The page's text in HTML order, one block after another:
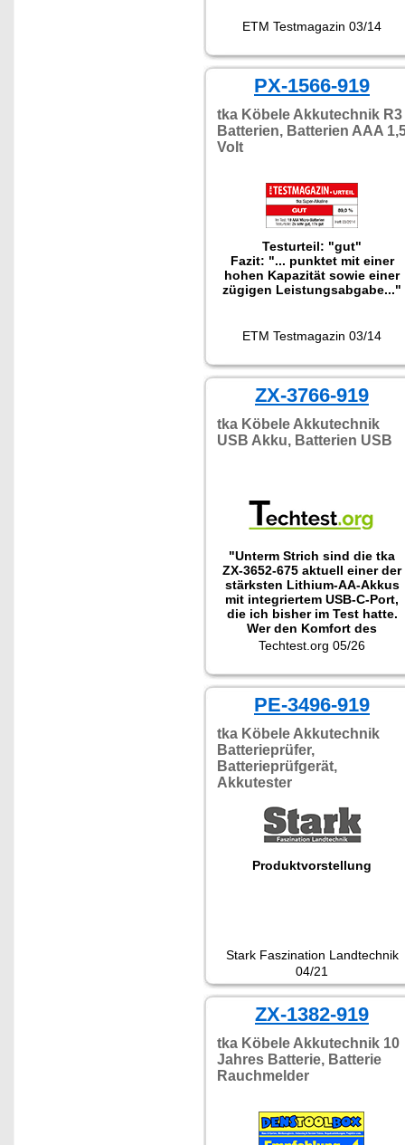
ETM Testmagazin 03/14
PX-1566-919
tka Köbele Akkutechnik R3
Batterien, Batterien AAA
Volt
Testurteil: "gut"
Fazit: "... punktet mit einer
hohen Kapazität sowie einer
zügigen Leistungsabgabe..."
ETM Testmagazin 03/14
ZX-3766-919
tka Köbele Akkutechnik
USB Akku, Batterien USB
"Unterm Strich sind die tka
ZX-3652-675 aktuell einer der
stärksten Lithium-AA-Akkus
mit integriertem USB-C-Port,
die ich bisher im Test hatte.
Wer den Komfort des
kabellosen Ladens ohne
Kapazitätskompromiss sucht,
ist hier klar."
Techtest.org 05/26
PE-3496-919
tka Köbele Akkutechnik
Batterieprüfer,
Batterieprüfgerät,
Akkutester
Produktvorstellung
Stark Faszination Landtechnik
04/21
ZX-1382-919
tka Köbele Akkutechnik 10
Jahres Batterie, Batterie
Rauchmelder